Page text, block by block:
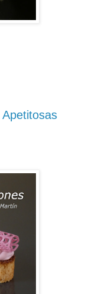
Apetitosas